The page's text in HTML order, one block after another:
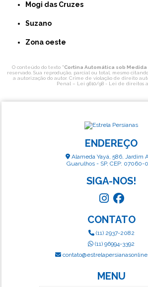
Mogi das Cruzes
Suzano
Zona oeste
O conteúdo do texto "Cortina Automática sob
reservado. Sua reprodução, parcial ou total, mesmo
a autorização do autor. Crime de violação de direito
Penal – Lei 9610/98 - Lei de direitos
ENDEREÇO
Alameda Yayá, 586, Jardim
Guarulhos - SP, CEP: 07060-
SIGA-NOS!
CONTATO
(11) 2937-2082
(11) 96994-3392
MENU